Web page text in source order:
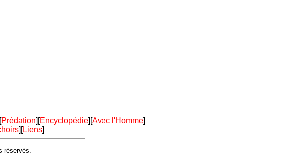
Prédation][Encyclopédie][Avec l'Homme]
][Liens]
réservés.